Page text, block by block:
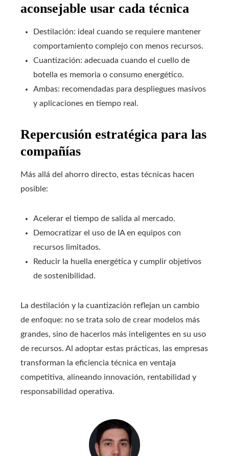
aconsejable usar cada técnica
Destilación: ideal cuando se requiere mantener
comportamiento complejo con menos recursos.
Cuantización: adecuada cuando el cuello de
botella es memoria o consumo energético.
Ambas: recomendadas para despliegues masivos
y aplicaciones en tiempo real.
Repercusión estratégica para las
compañías
Más allá del ahorro directo, estas técnicas hacen
posible:
Acelerar el tiempo de salida al mercado.
Democratizar el uso de IA en equipos con
recursos limitados.
Reducir la huella energética y cumplir objetivos
de sostenibilidad.
La destilación y la cuantización reflejan un cambio
de enfoque: no se trata solo de crear modelos más
grandes, sino de hacerlos más inteligentes en su uso
de recursos. Al adoptar estas prácticas, las empresas
transforman la eficiencia técnica en ventaja
competitiva, alineando innovación, rentabilidad y
responsabilidad operativa.